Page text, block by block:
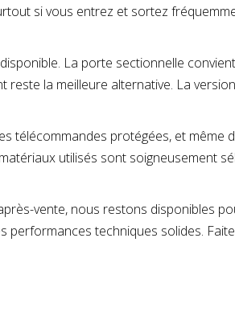
si vous entrez et sortez
La porte sectionnelle
reste la meilleure alternative. La
télécommandes protégées, et même
utilisés sont soigneusement
vente, nous restons disponibles
techniques solides.